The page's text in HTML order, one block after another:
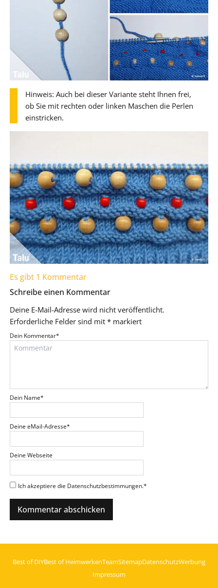
Hinweis: Auch bei dieser Variante steht Ihnen frei,
ob Sie mit rechten oder linken Maschen die Perlen
einstricken.
Es gibt 1 Kommentar
Schreibe einen Kommentar
Deine E-Mail-Adresse wird nicht veröffentlicht.
Erforderliche Felder sind mit * markiert
Dein Kommentar*
Dein Name*
Deine eMail-Adresse*
Deine Webseite
Ich akzeptiere die Datenschutzbestimmungen.*
Best of DIYBest of HeimwerkenTeamSitemapDatenschutzWerbung
Impressum